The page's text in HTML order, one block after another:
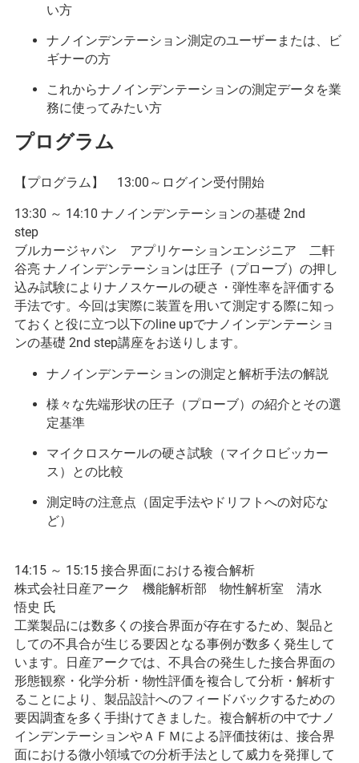
い方
ナノインデンテーション測定のユーザーまたは、ビ
ギナーの方
これからナノインデンテーションの測定データを業
務に使ってみたい方
プログラム
【プログラム】 13:00～ログイン受付開始
13:30 ～ 14:10 ナノインデンテーションの基礎 2nd
step
ブルカージャパン アプリケーションエンジニア 二軒
谷亮 ナノインデンテーションは圧子（プローブ）の押し
込み試験によりナノスケールの硬さ・弾性率を評価する
手法です。今回は実際に装置を用いて測定する際に知っ
ておくと役に立つ以下のline upでナノインデンテーショ
ンの基礎 2nd step講座をお送りします。
ナノインデンテーションの測定と解析手法の解説
様々な先端形状の圧子（プローブ）の紹介とその選
定基準
マイクロスケールの硬さ試験（マイクロビッカー
ス）との比較
測定時の注意点（固定手法やドリフトへの対応な
ど）
14:15 ～ 15:15 接合界面における複合解析
株式会社日産アーク 機能解析部 物性解析室 清水
悟史 氏
工業製品には数多くの接合界面が存在するため、製品と
しての不具合が生じる要因となる事例が数多く発生して
います。日産アークでは、不具合の発生した接合界面の
形態観察・化学分析・物性評価を複合して分析・解析す
ることにより、製品設計へのフィードバックするための
要因調査を多く手掛けてきました。複合解析の中でナノ
インデンテーションやＡＦＭによる評価技術は、接合界
面における微小領域での分析手法として威力を発揮して